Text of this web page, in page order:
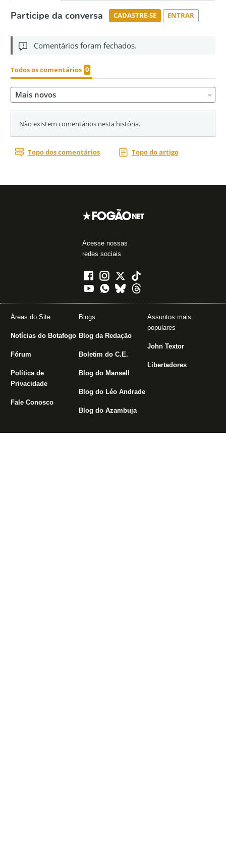
Acesse nossas
redes sociais
Áreas do Site
Notícias do Botafogo
Fórum
Política de
Privacidade
Fale Conosco
Blogs
Blog da Redação
Boletim do C.E.
Blog do Mansell
Blog do Léo Andrade
Blog do Azambuja
Assuntos mais
populares
John Textor
Libertadores